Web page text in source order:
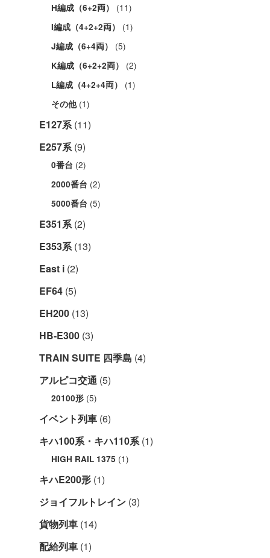
H編成（6+2両） (11)
I編成（4+2+2両） (1)
J編成（6+4両） (5)
K編成（6+2+2両） (2)
L編成（4+2+4両） (1)
その他(1)
E127系(11)
E257系(9)
0番台 (2)
2000番台 (2)
5000番台 (5)
E351系(2)
E353系(13)
East i (2)
EF64 (5)
EH200 (13)
HB-E300 (3)
TRAIN SUITE 四季島 (4)
アルピコ交通 (5)
20100形 (5)
イベント列車 (6)
キハ100系・キハ110系(1)
HIGH RAIL 1375 (1)
キハE200形 (1)
ジョイフルトレイン (3)
貨物列車 (14)
配給列車 (1)